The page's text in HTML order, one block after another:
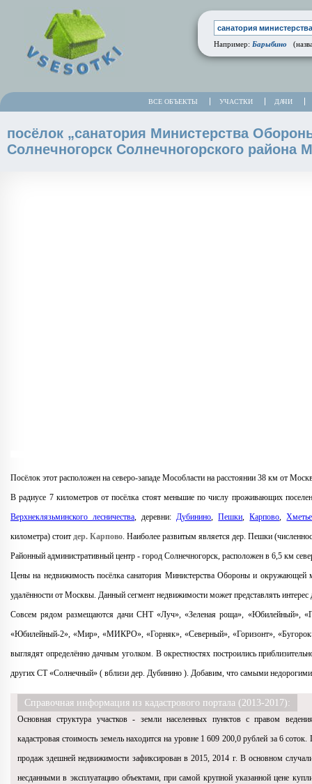
ВСЕ ОБЪЕКТЫ УЧАСТКИ ДАЧИ
Например: Барыбино
посёлок „санатория Министерства
Солнечногорск Солнечногорского района
Посёлок этот расположен на северо-западе Мособласти на расстоянии 38 км от
В радиусе 7 километров от посёлка стоят меньшие по числу проживающих
Верхнеклязьминского лесничества, деревни:Дубинино,Пешки,Карпово,
километра) стоит дер. Карпово. Наиболее развитым является дер. Пешки
Районный административный центр - город Солнечногорск, расположен в 6,5 км
Цены на недвижимость посёлка санатория Министерства Обороны и окружающей
удалённости от Москвы. Данный сегмент недвижимости может представлять
Совсем рядом размещаются дачи СНТ «Луч», «Зеленая роща», «Юбилейный»,
«Юбилейный-2», «Мир», «МИКРО», «Горняк», «Северный», «Горизонт»,
выглядят определённо дачным уголком. В окрестностях построились
других СТ «Солнечный» ( вблизи дер. Дубинино ). Добавим, что самыми
Справочная информация из кадастрового портала (2013-2017):
Основная структура участков - земли населенных пунктов с правом
кадастровая стоимость земель находится на уровне 1 609 200,0 рублей за 6
продаж здешней недвижимости зафиксирован в 2015, 2014 г. В основном
несданными в эксплуатацию объектами, при самой крупной указанной цене